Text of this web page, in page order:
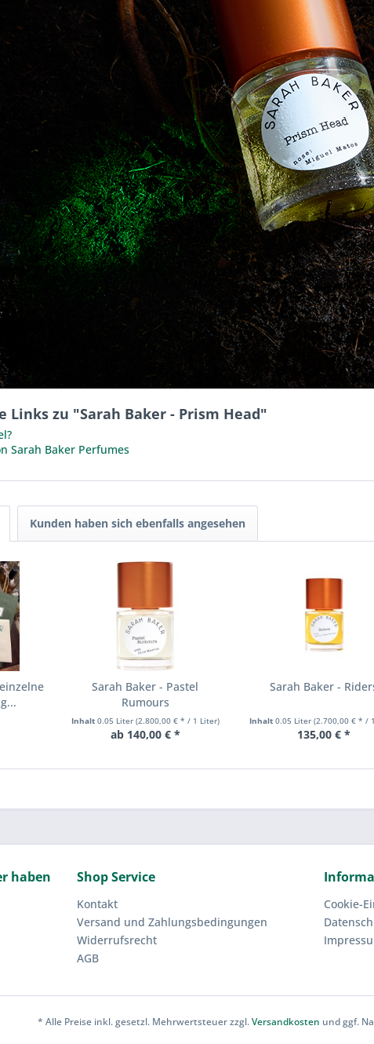
Links zu "Sarah Baker - Prism Head"
Sarah Baker Perfumes
Kunden haben sich ebenfalls angesehen
Sarah Baker - Pastel
Rumours
Inhalt 0.05 Liter (2.800,00 € * / 1 Liter)
ab 140,00 € *
Sarah Baker -
Inhalt0.05 Liter(2.700,00 € * /
135,00 € *
haben
Shop Service
Kontakt
Versand und Zahlungsbedingungen
Widerrufsrecht
AGB
Cookie-
* Alle Preise inkl. gesetzl. Mehrwertsteuer zzgl.Versandkosten und ggf.